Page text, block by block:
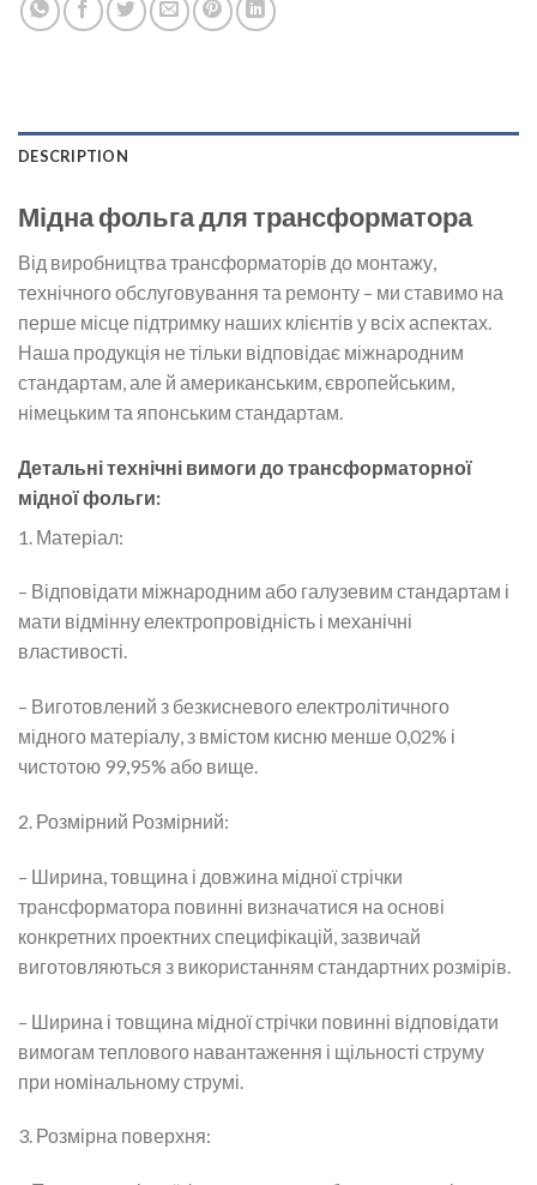
DESCRIPTION
Мідна фольга для трансформатора
Від виробництва трансформаторів до монтажу,
технічного обслуговування та ремонту – ми ставимо на
перше місце підтримку наших клієнтів у всіх аспектах.
Наша продукція не тільки відповідає міжнародним
стандартам, але й американським, європейським,
німецьким та японським стандартам.
Детальні технічні вимоги до трансформаторної
мідної фольги:
1. Матеріал:
– Відповідати міжнародним або галузевим стандартам і
мати відмінну електропровідність і механічні
властивості.
– Виготовлений з безкисневого електролітичного
мідного матеріалу, з вмістом кисню менше 0,02% і
чистотою 99,95% або вище.
2. Розмірний Розмірний:
– Ширина, товщина і довжина мідної стрічки
трансформатора повинні визначатися на основі
конкретних проектних специфікацій, зазвичай
виготовляються з використанням стандартних розмірів.
– Ширина і товщина мідної стрічки повинні відповідати
вимогам теплового навантаження і щільності струму
при номінальному струмі.
3. Розмірна поверхня: